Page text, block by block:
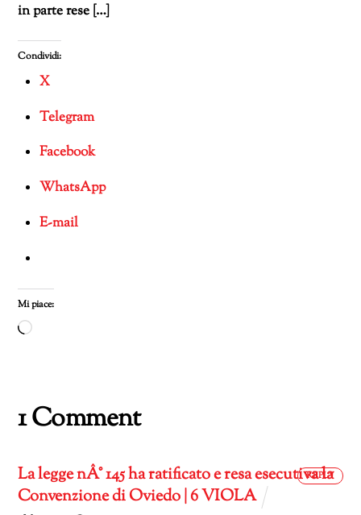
in parte rese […]
Condividi:
X
Telegram
Facebook
WhatsApp
E-mail
Mi piace:
Caricamento
1 Comment
La legge nÂ° 145 ha ratificato e resa esecutiva la
Convenzione di Oviedo | 6 VIOLA
REPLY